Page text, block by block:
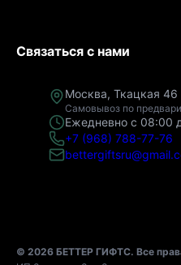
Связаться с нами
Москва, Ткацкая 46
Самовывоз по
Ежедневно с 08:00
+7 (968) 788-77-76
© 2026 БЕТТЕР ГИФТС. Все